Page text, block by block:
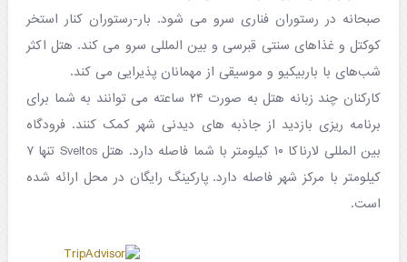
صبحانه در رستوران فناری سرو می شود. بار-رستوران کنار استخر
کوکتل و غذاهای سنتی قبرسی و بین المللی سرو می کند. هتل اکثر
شب‌های با باربیکیو و موسیقی از مهمانان پذیرایی می کند.
کارکنان چند زبانه هتل به صورت ۲۴ ساعته می توانند به شما برای
برنامه ریزی بازدید از جاذبه های دیدنی شهر کمک کنند. فرودگاه
بین المللی لارناکا ۱۰ کیلومتر با شما فاصله دارد. هتل Sveltos تنها ۷
کیلومتر با مرکز شهر فاصله دارد. پارکینگ رایگان در محل ارائه شده
است.